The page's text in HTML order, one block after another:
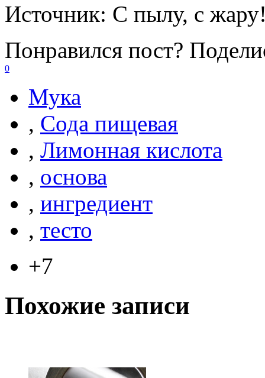
Источник: С пылу, с
Понравился пост?
0
Мука
, Сода пищевая
, Лимонная кислота
, основа
, ингредиент
, тесто
+7
Похожие записи